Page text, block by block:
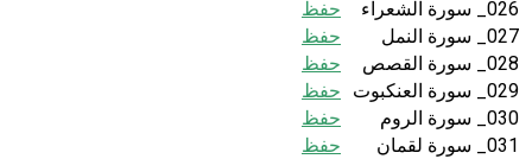
026_ سورة الشعراء
حفظ
027_ سورة النمل
حفظ
028_ سورة القصص
حفظ
029_ سورة العنكبوت
حفظ
030_ سورة الروم
حفظ
031_ سورة لقمان
حفظ